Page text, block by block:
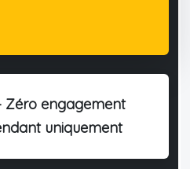
Zéro engagement
uniquement